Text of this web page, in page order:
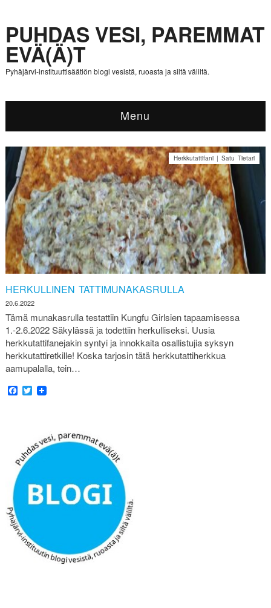
PUHDAS VESI, PAREMMAT
EVÄ(Ä)T
Pyhäjärvi-instituuttisäätiön blogi vesistä, ruoasta ja siltä väliltä.
Menu
HERKULLINEN TATTIMUNAKASRULLA
20.6.2022
Herkkutattifani | Satu Tietari
Tämä munakasrulla testattiin Kungfu Girlsien tapaamisessa
1.-2.6.2022 Säkylässä ja todettiin herkulliseksi. Uusia
herkkutattifanejakin syntyi ja innokkaita osallistujia syksyn
herkkutattiretkille! Koska tarjosin tätä herkkutattiherkkua
aamupalalla, tein…
Facebook
Twitter